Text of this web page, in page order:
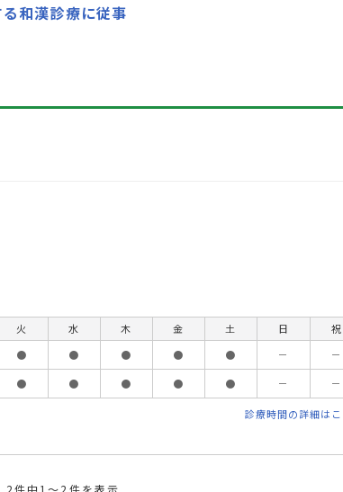
和漢診療に従事
火 水 木 金 土 日
祝
● ● ● ● ● －
－
● ● ● ● ● － －
診療時間の詳細はこ
2件中1～2件を表示